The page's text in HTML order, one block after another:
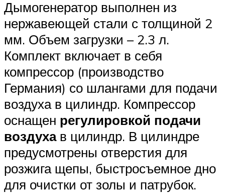
Дымогенератор выполнен из
нержавеющей стали с толщиной 2
мм. Объем загрузки – 2.3 л.
Комплект включает в себя
компрессор (производство
Германия) со шлангами для подачи
воздуха в цилиндр. Компрессор
оснащен регулировкой подачи
воздухав цилиндр. В цилиндре
предусмотрены отверстия для
розжига щепы, быстросъемное дно
для очистки от золы и патрубок.